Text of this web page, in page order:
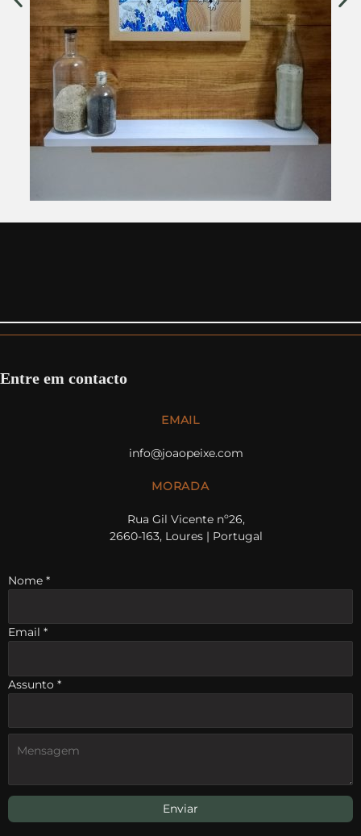
Entre em contacto
EMAIL
info@joaopeixe.com
MORADA
Rua Gil Vicente nº26,
2660-163, Loures | Portugal
Nome *
Email *
Assunto *
Enviar